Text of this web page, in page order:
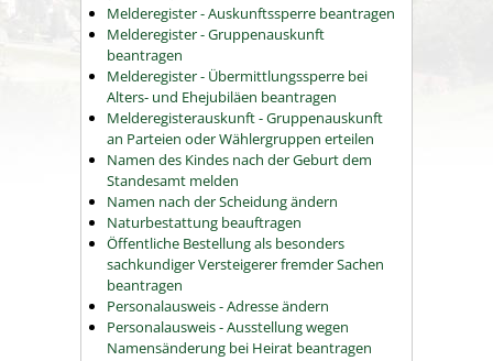
Melderegister - Auskunftssperre beantragen
Melderegister - Gruppenauskunft
beantragen
Melderegister - Übermittlungssperre bei
Alters- und Ehejubiläen beantragen
Melderegisterauskunft - Gruppenauskunft
an Parteien oder Wählergruppen erteilen
Namen des Kindes nach der Geburt dem
Standesamt melden
Namen nach der Scheidung ändern
Naturbestattung beauftragen
Öffentliche Bestellung als besonders
sachkundiger Versteigerer fremder Sachen
beantragen
Personalausweis - Adresse ändern
Personalausweis - Ausstellung wegen
Namensänderung bei Heirat beantragen